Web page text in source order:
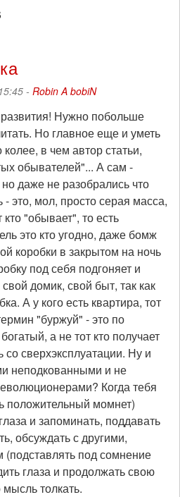
- Robin A bobiN
развития! Нужно побольше
Но главное еще и уметь
в чем автор статьи,
обывателей"... А сам -
даже не разобрались что
это, мол, просто серая масса,
"обывает", то есть
это кто угодно, даже бомж
коробки в закрытом на ночь
под себя подгоняет и
домик, свой быт, так как
А у кого есть квартира, тот
"буржуй" - это по
а не тот кто получает
сверхэксплуатации. Ну и
неподкованными и не
Когда тебя
положительный момнет)
и запоминать, поддавать
обсуждать с другими,
(подставлять под сомнение
глаза и продолжать свою
толкать.